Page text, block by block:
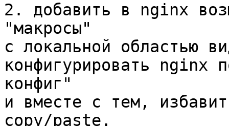
2. добавить в nginx
"макросы"
с локальной областью
конфигурировать nginx
конфиг"
и вместе с тем,
copy/paste.